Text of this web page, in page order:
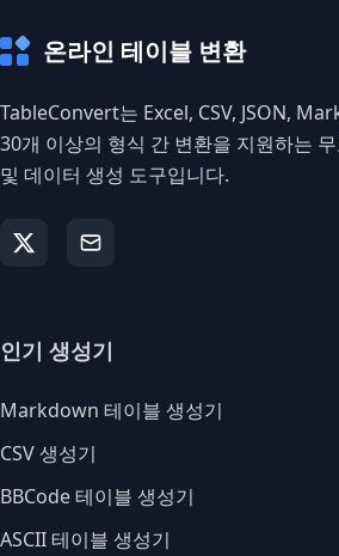
온라인 테이블 변환
TableConvert는 Excel, CSV, JSON,
30개 이상의 형식 간 변환을 지원하는
및 데이터 생성 도구입니다.
인기 생성기
Markdown 테이블 생성기
CSV 생성기
BBCode 테이블 생성기
ASCII 테이블 생성기